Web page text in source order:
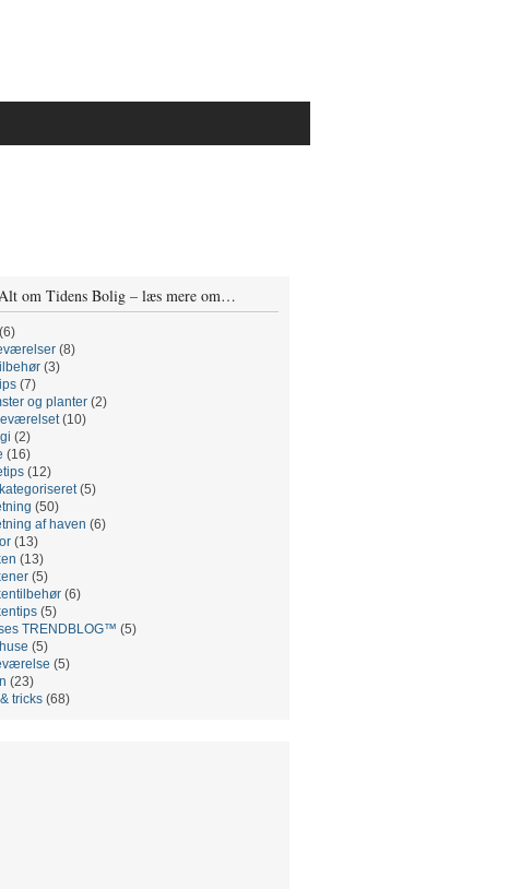
om Tidens Bolig – læs mere om…
(6)
(8)
(3)
(7)
og planter(2)
(10)
(2)
(16)
(12)
kategoriseret(5)
(50)
af haven (6)
(13)
(13)
(5)
(6)
(5)
TRENDBLOG™ (5)
(5)
(5)
(23)
tricks(68)